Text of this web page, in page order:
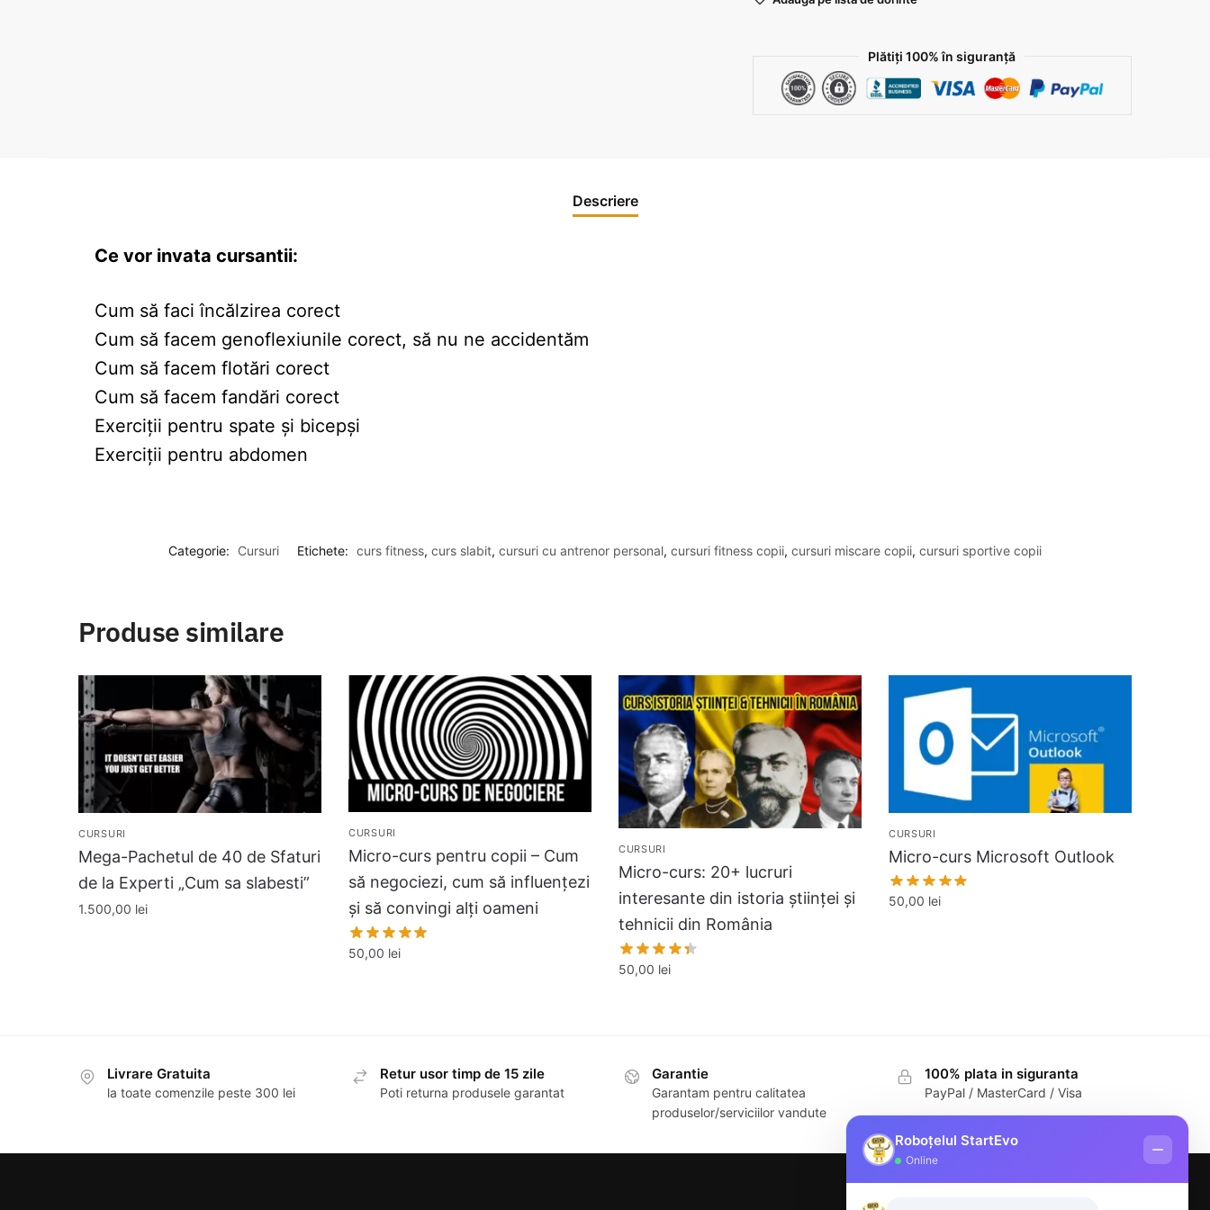
antrenezi
Plătiți 100% în siguranță
Descriere
Ce vor invata cursantii:
Cum să faci încălzirea corect
Cum să facem genoflexiunile corect, să nu ne accidentăm
Cum să facem flotări corect
Cum să facem fandări corect
Exerciții pentru spate și bicepși
Exerciții pentru abdomen
Categorie: Cursuri Etichete: curs fitness, curs slabit, cursuri cu antrenor personal, cursuri fitness copii, cursuri miscare copii, cursuri sportive copii
Produse similare
CURSURI
Mega-Pachetul de 40 de Sfaturi
de la Experti „Cum sa slabesti”
1.500,00 lei
CURSURI
Micro-curs pentru copii – Cum
să negociezi, cum să influențezi
și să convingi alți oameni
50,00 lei
CURSURI
Micro-curs: 20+ lucruri
interesante din istoria științei și
tehnicii din România
50,00 lei
CURSURI
Micro-curs Microsoft Outlook
50,00 lei
Livrare Gratuita
la toate comenzile peste 300 lei
Retur usor timp de 15 zile
Poti returna produsele garantat
Garantie
Garantam pentru calitatea
produselor/serviciilor vandute
100% plata in siguranta
PayPal / MasterCard / Visa
Roboțelul StartEvo
Online